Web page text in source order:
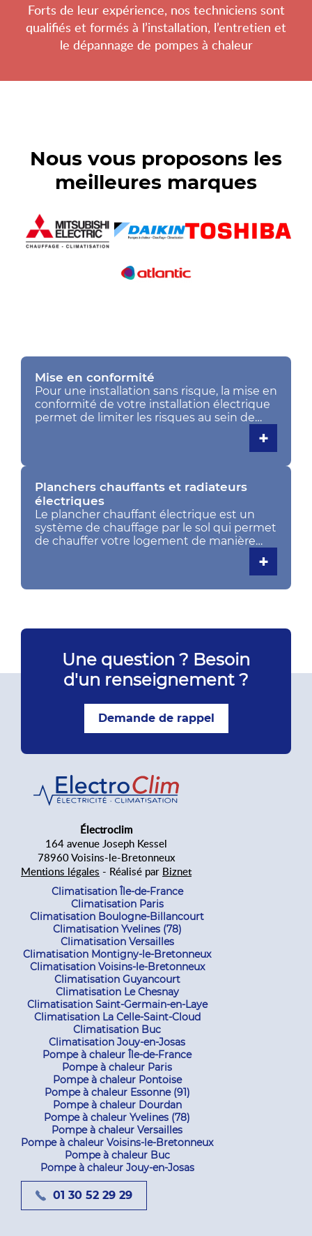
Forts de leur expérience, nos techniciens sont
qualifiés et formés à l’installation, l’entretien et
le dépannage de pompes à chaleur
Nous vous proposons les
meilleures marques
Mise en conformité
Pour une installation sans risque, la mise en
conformité de votre installation électrique
permet de limiter les risques au sein de
C’est une opération qui s’impose dans tout
+
Planchers chauffants et radiateurs
électriques
Le plancher chauffant électrique est un
système de chauffage par le sol qui permet
de chauffer votre logement de manière
Pour un système d’appoint ou lorsque
+
Une question ? Besoin
d'un renseignement ?
Demande de rappel
Électroclim
164 avenue Joseph Kessel
78960 Voisins-le-Bretonneux
Mentions légales - Réalisé par Biznet
Climatisation Île-de-France
Climatisation Paris
Climatisation Boulogne-Billancourt
Climatisation Yvelines (78)
Climatisation Versailles
Climatisation Montigny-le-Bretonneux
Climatisation Voisins-le-Bretonneux
Climatisation Guyancourt
Climatisation Le Chesnay
Climatisation Saint-Germain-en-Laye
Climatisation La Celle-Saint-Cloud
Climatisation Buc
Climatisation Jouy-en-Josas
Pompe à chaleur Île-de-France
Pompe à chaleur Paris
Pompe à chaleur Pontoise
Pompe à chaleur Essonne (91)
Pompe à chaleur Dourdan
Pompe à chaleur Yvelines (78)
Pompe à chaleur Versailles
Pompe à chaleur Voisins-le-Bretonneux
Pompe à chaleur Buc
Pompe à chaleur Jouy-en-Josas
01 30 52 29 29